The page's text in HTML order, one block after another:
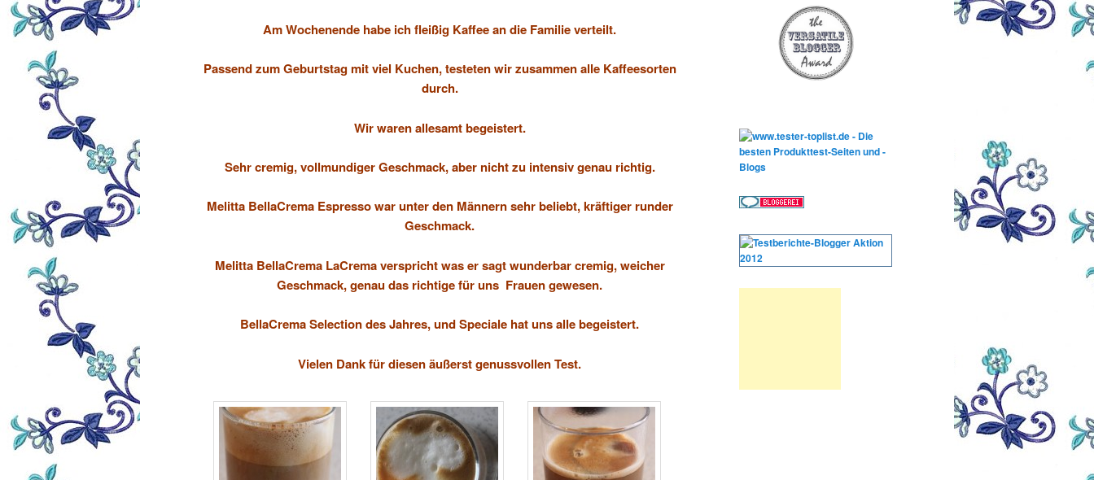
Am Wochenende habe ich fleißig Kaffee an die Familie verteilt.
Passend zum Geburtstag mit viel Kuchen, testeten wir zusammen alle Kaffeesorten
durch.
Wir waren allesamt begeistert.
Sehr cremig, vollmundiger Geschmack, aber nicht zu intensiv genau richtig.
Melitta BellaCrema Espressowar unter den Männern sehr beliebt, kräftiger runder
Geschmack.
Melitta BellaCrema LaCremaverspricht was er sagt wunderbar cremig, weicher
Geschmack, genau das richtige für uns Frauen gewesen.
BellaCrema Selection des Jahres, undSpeciale hat uns alle begeistert.
Vielen Dank für diesen äußerst genussvollen Test.